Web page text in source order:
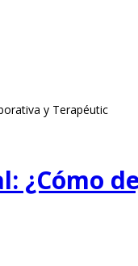
y Terapéutic
¿Cómo